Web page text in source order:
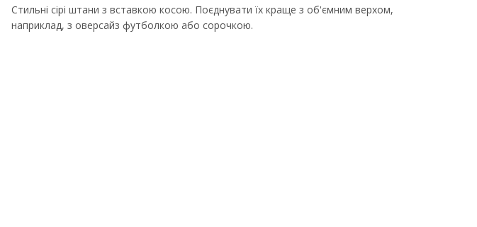
Стильні сірі штани з вставкою косою. Поєднувати їх краще з об'ємним верхом,
наприклад, з оверсайз футболкою або сорочкою.